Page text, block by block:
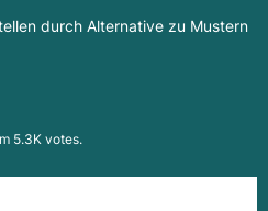
durch Alternative zu Mustern
5.3K votes.